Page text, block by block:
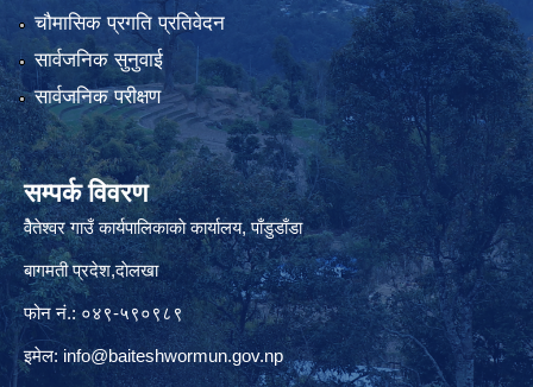
चौमासिक प्रगति प्रतिवेदन
सार्वजनिक सुनुवाई
सार्वजनिक परीक्षण
सम्पर्क विवरण
वैेतेश्वर गाउँ कार्यपालिकाकाे कार्यालय, पाँडुडाँडा
बागमती‌ प्रदेश,दाेलखा
फोन नं.: ०४९-५९०९८९
इमेल: info@baiteshwormun.gov.np